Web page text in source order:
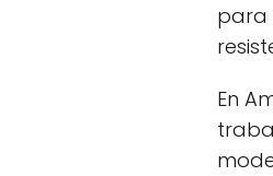
para
En